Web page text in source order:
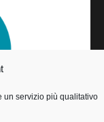
un servizio più qualitativo